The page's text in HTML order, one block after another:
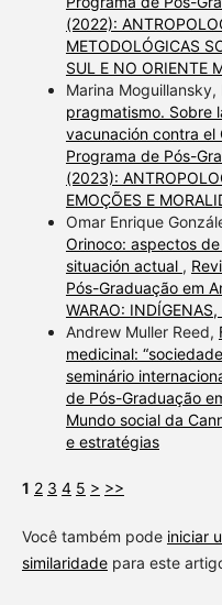
(2022):
METODOLÓGICAS
SUL E NO ORIENTE
Marina Moguillansky,
pragmatismo. Sobre
vacunación contra el
Programa de Pós-
(2023):
EMOÇÕES E
Omar Enrique
Orinoco: aspectos
situación actual ,
Pós-Graduação em
WARAO:
Andrew Muller Reed,
medicinal:
seminário
de Pós-Graduação
Mundo social da
e estratégias
1 2 3 4 5 > >>
Você também pode iniciar
similaridadepara este